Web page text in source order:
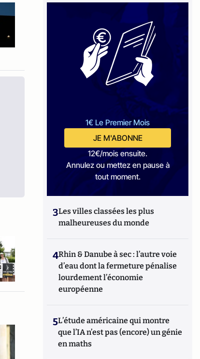
1€ Le Premier Mois
JE M'ABONNE
12€/mois ensuite.
Annulez ou mettez en pause à
tout moment.
3Les villes classées les plus
malheureuses du monde
4Rhin & Danube à sec : l’autre voie
d’eau dont la fermeture pénalise
lourdement l’économie
européenne
5L’étude américaine qui montre
que l’IA n’est pas (encore) un génie
en maths